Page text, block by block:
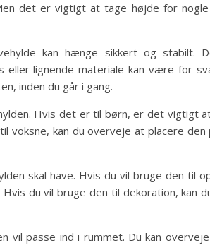
det er vigtigt at tage højde for
kan hænge sikkert og
eller lignende materiale kan være for
inden du går i gang.
Hvis det er til børn, er det vigtigt
kan du overveje at placere
skal have. Hvis du vil bruge den til
du vil bruge den til dekoration, kan
passe ind i rummet. Du kan